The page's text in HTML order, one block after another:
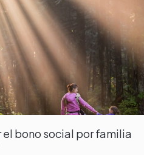
el bono social por familia